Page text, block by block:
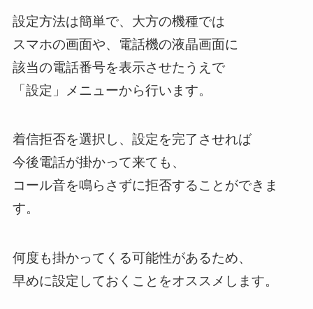
設定方法は簡単で、大方の機種では
スマホの画面や、電話機の液晶画面に
該当の電話番号を表示させたうえで
「設定」メニューから行います。
着信拒否を選択し、設定を完了させれば
今後電話が掛かって来ても、
コール音を鳴らさずに拒否することができま
す。
何度も掛かってくる可能性があるため、
早めに設定しておくことをオススメします。